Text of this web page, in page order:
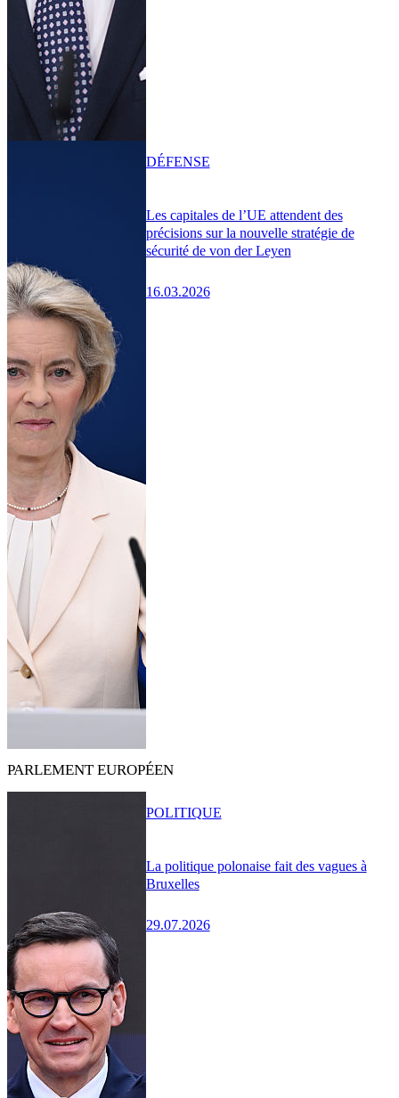
Les capitales de l’UE attendent des
précisions sur la nouvelle stratégie de
sécurité de von der Leyen
16.03.2026
DÉFENSE
PARLEMENT EUROPÉEN
La politique polonaise fait des vagues à
Bruxelles
29.07.2026
POLITIQUE